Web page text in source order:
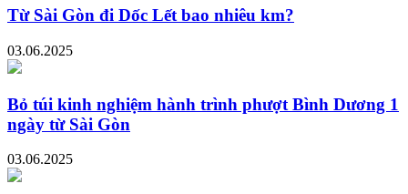
Từ Sài Gòn đi Dốc Lết bao nhiêu km?
03.06.2025
Bỏ túi kinh nghiệm hành trình phượt Bình Dương 1
ngày từ Sài Gòn
03.06.2025